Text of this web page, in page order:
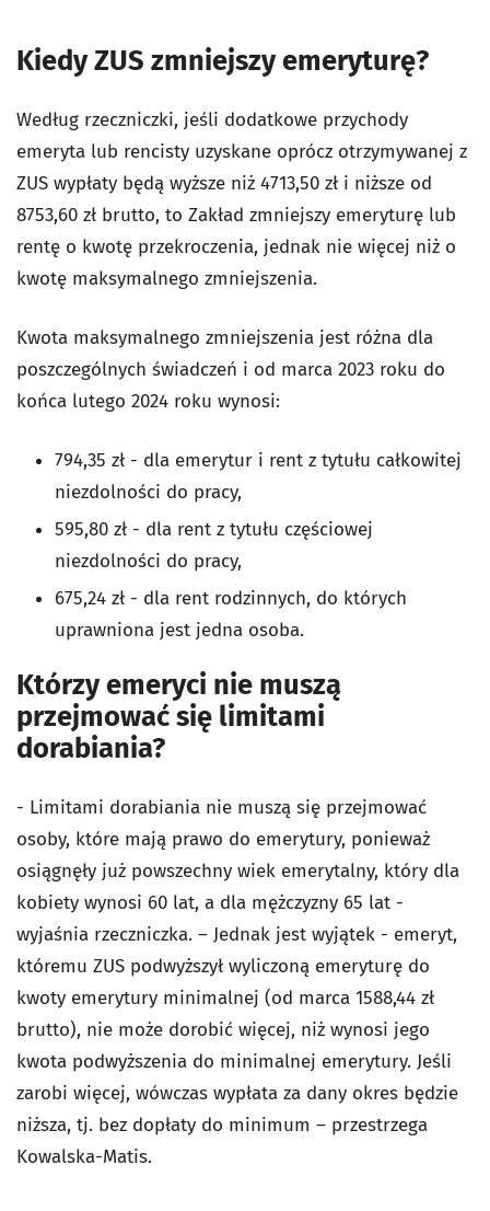
Kiedy ZUS zmniejszy emeryturę?
Według rzeczniczki, jeśli dodatkowe przychody
emeryta lub rencisty uzyskane oprócz otrzymywanej z
ZUS wypłaty będą wyższe niż 4713,50 zł i niższe od
8753,60 zł brutto, to Zakład zmniejszy emeryturę lub
rentę o kwotę przekroczenia, jednak nie więcej niż o
kwotę maksymalnego zmniejszenia.
Kwota maksymalnego zmniejszenia jest różna dla
poszczególnych świadczeń i od marca 2023 roku do
końca lutego 2024 roku wynosi:
794,35 zł - dla emerytur i rent z tytułu całkowitej
niezdolności do pracy,
595,80 zł - dla rent z tytułu częściowej
niezdolności do pracy,
675,24 zł - dla rent rodzinnych, do których
uprawniona jest jedna osoba.
Którzy emeryci nie muszą
przejmować się limitami
dorabiania?
- Limitami dorabiania nie muszą się przejmować
osoby, które mają prawo do emerytury, ponieważ
osiągnęły już powszechny wiek emerytalny, który dla
kobiety wynosi 60 lat, a dla mężczyzny 65 lat -
wyjaśnia rzeczniczka. – Jednak jest wyjątek - emeryt,
któremu ZUS podwyższył wyliczoną emeryturę do
kwoty emerytury minimalnej (od marca 1588,44 zł
brutto), nie może dorobić więcej, niż wynosi jego
kwota podwyższenia do minimalnej emerytury. Jeśli
zarobi więcej, wówczas wypłata za dany okres będzie
niższa, tj. bez dopłaty do minimum – przestrzega
Kowalska-Matis.